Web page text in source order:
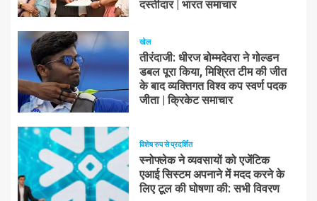
दस्तीदार | भारत समाचार
खेल
तीरंदाजी: धीरज बोम्मदेवरा ने गोल्डन
डबल पूरा किया, मिश्रित टीम की जीत
के बाद व्यक्तिगत विश्व कप स्वर्ण पदक
जीता | क्रिकेट समाचार
विशेष रुप से प्रदर्शित
स्नोफ्लेक ने व्यवसायों को एजेंटिक
एआई सिस्टम अपनाने में मदद करने के
लिए टूल की घोषणा की: सभी विवरण